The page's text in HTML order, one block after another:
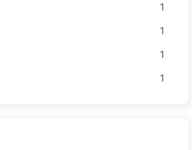
1
1
1
1